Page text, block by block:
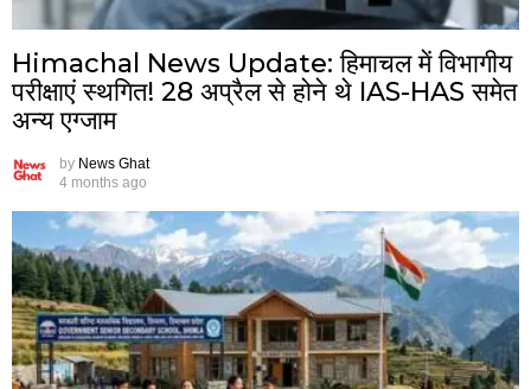
Himachal News Update: हिमाचल में विभागीय
परीक्षाएं स्थगित! 28 अप्रैल से होने थे IAS-HAS समेत
अन्य एग्जाम
by News Ghat
4 months ago